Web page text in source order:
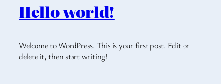
Hello world!
Welcome to WordPress. This is your first post. Edit or
delete it, then start writing!